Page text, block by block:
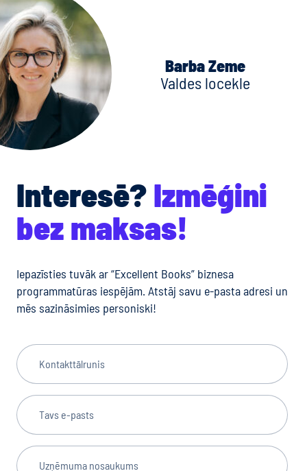
Barba Zeme
Valdes locekle
Interesē?Izmēģini
bez maksas!
Iepazīsties tuvāk ar “Excellent Books” biznesa
programmatūras iespējām. Atstāj savu e-pasta adresi un
mēs sazināsimies personiski!
Kontakttālrunis
Tavs e-pasts
Uzņēmuma nosaukums